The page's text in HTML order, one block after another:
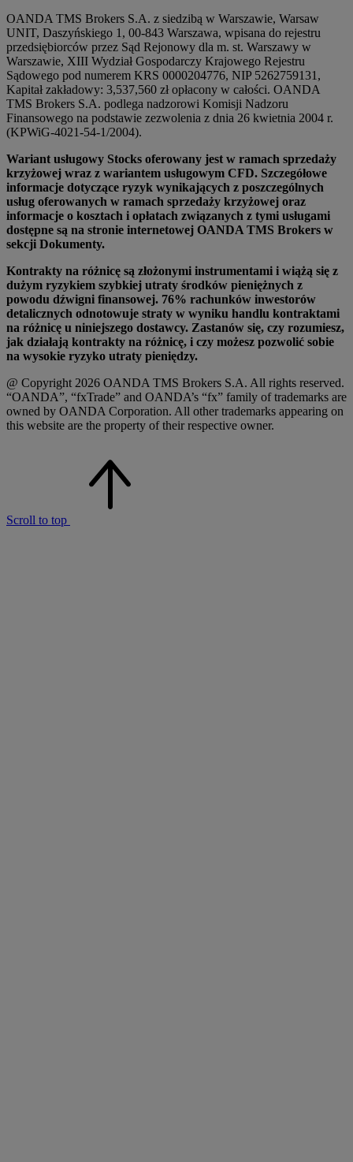
OANDA TMS Brokers S.A. z siedzibą w Warszawie, Warsaw
UNIT, Daszyńskiego 1, 00-843 Warszawa, wpisana do rejestru
przedsiębiorców przez Sąd Rejonowy dla m. st. Warszawy w
Warszawie, XIII Wydział Gospodarczy Krajowego Rejestru
Sądowego pod numerem KRS 0000204776, NIP 5262759131,
Kapitał zakładowy: 3,537,560 zł opłacony w całości. OANDA
TMS Brokers S.A. podlega nadzorowi Komisji Nadzoru
Finansowego na podstawie zezwolenia z dnia 26 kwietnia 2004 r.
(KPWiG-4021-54-1/2004).
Wariant usługowy Stocks oferowany jest w ramach sprzedaży
krzyżowej wraz z wariantem usługowym CFD. Szczegółowe
informacje dotyczące ryzyk wynikających z poszczególnych
usług oferowanych w ramach sprzedaży krzyżowej oraz
informacje o kosztach i opłatach związanych z tymi usługami
dostępne są na stronie internetowej OANDA TMS Brokers w
sekcji Dokumenty.
Kontrakty na różnicę są złożonymi instrumentami i wiążą się z
dużym ryzykiem szybkiej utraty środków pieniężnych z
powodu dźwigni finansowej. 76% rachunków inwestorów
detalicznych odnotowuje straty w wyniku handlu kontraktami
na różnicę u niniejszego dostawcy. Zastanów się, czy rozumiesz,
jak działają kontrakty na różnicę, i czy możesz pozwolić sobie
na wysokie ryzyko utraty pieniędzy.
@ Copyright 2026 OANDA TMS Brokers S.A. All rights reserved.
“OANDA”, “fxTrade” and OANDA’s “fx” family of trademarks are
owned by OANDA Corporation. All other trademarks appearing on
this website are the property of their respective owner.
Scroll to top